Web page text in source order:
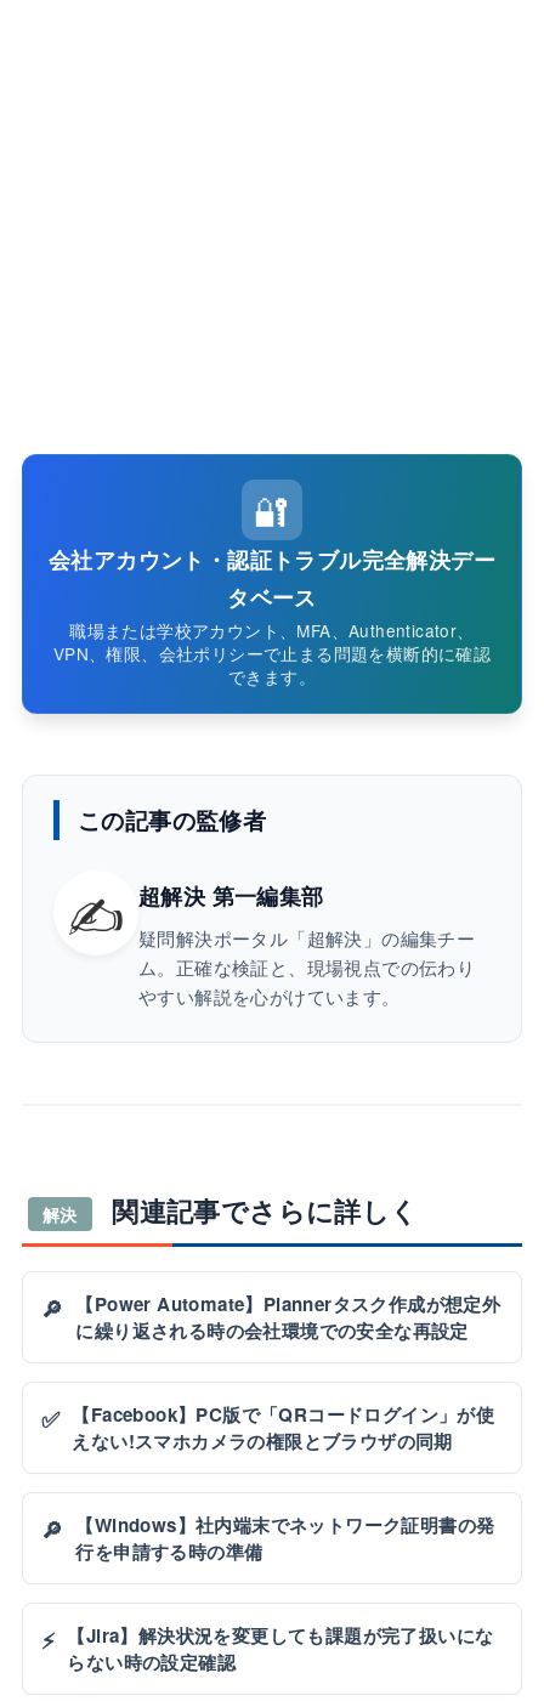
🔐
会社アカウント・認証トラブル完全解決デー
タベース
職場または学校アカウント、MFA、Authenticator、
VPN、権限、会社ポリシーで止まる問題を横断的に確認
できます。
この記事の監修者
✍️ 超解決 第一編集部
疑問解決ポータル「超解決」の編集チー
ム。正確な検証と、現場視点での伝わり
やすい解説を心がけています。
解決 関連記事でさらに詳しく
🔎
【Power Automate】Plannerタスク作成が想定外
に繰り返される時の会社環境での安全な再設定
✅
【Facebook】PC版で「QRコードログイン」が使
えない!スマホカメラの権限とブラウザの同期
🔎
【Windows】社内端末でネットワーク証明書の発
行を申請する時の準備
⚡
【Jira】解決状況を変更しても課題が完了扱いにな
らない時の設定確認